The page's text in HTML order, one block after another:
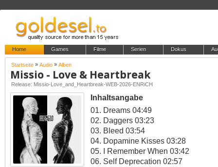
Home Games Filme Serien Dokus
Startseite » Audio » Alben
Missio - Love & Heartbreak
Release: Missio-Love_and_Heartbreak-WEB-2026-ENRiCH
Inhaltsangabe
01. Dreams 04:49
02. Daggers 03:23
03. Bleed 03:54
04. Dopamine Kisses 03:28
05. I Remember When 03:42
06. Self Deprecation 02:57